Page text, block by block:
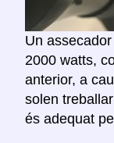
Un
2000 watts,
anterior, a
solen
és adequat